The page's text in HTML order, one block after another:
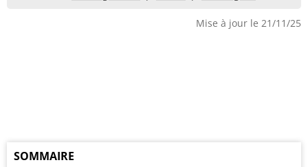
Mise à jour le 21/11/25
SOMMAIRE